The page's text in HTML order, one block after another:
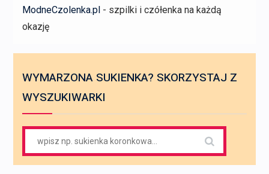
ModneCzolenka.pl- szpilki i czółenka na każdą
okazję
WYMARZONA SUKIENKA? SKORZYSTAJ Z
WYSZUKIWARKI
for: